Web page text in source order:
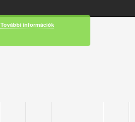
További információk